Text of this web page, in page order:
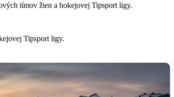
tímov žien a hokejovej Tipsport ligy.
Tipsport ligy.